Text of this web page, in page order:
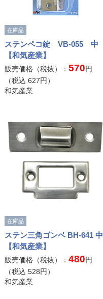
在庫品
ステンペコ錠 VB-055 中
【和気産業】
販売価格（税抜）： 570円
（税込 627円）
和気産業
在庫品
ステン三角ゴンベ BH-641 中
【和気産業】
販売価格（税抜）： 480円
（税込 528円）
和気産業